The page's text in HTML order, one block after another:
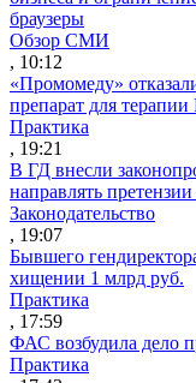
браузеры
Обзор СМИ
, 10:12
«Промомеду»
препарат для
Практика
, 19:21
В ГД внесли
направлять
Законодательство
, 19:07
Бывшего
хищении 1 млрд руб.
Практика
, 17:59
ФАС возбудила дело
Практика